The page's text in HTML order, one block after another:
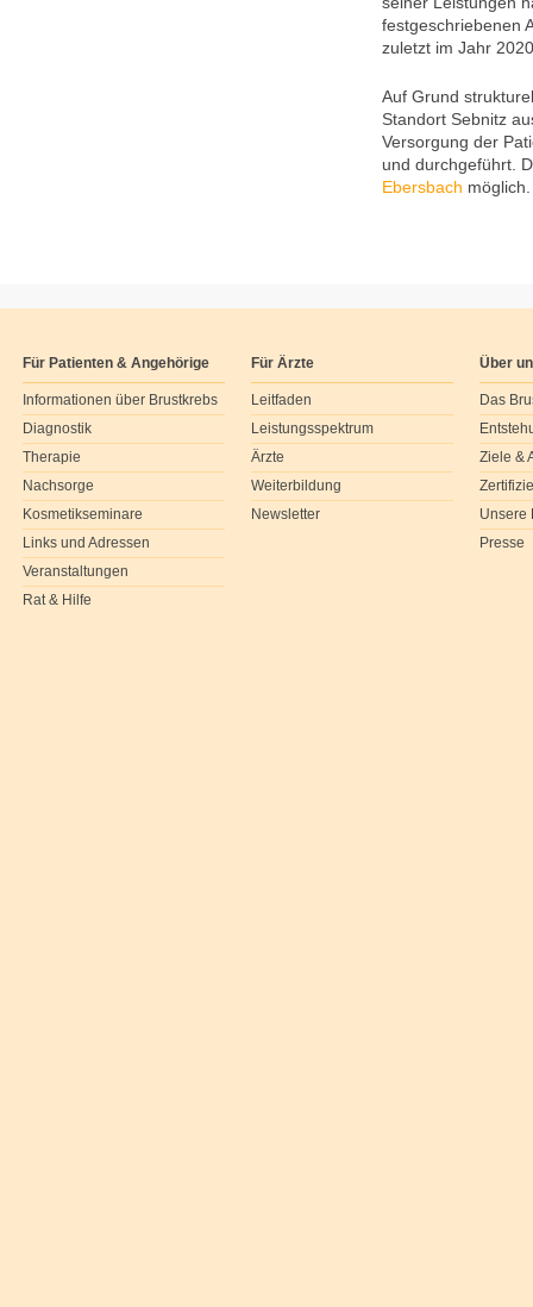
festgeschriebenen
zuletzt im Jahr
Auf Grund
Standort Sebnitz
Versorgung der
und durchgeführt.
Ebersbach möglich.
Für Patienten & Angehörige
Informationen über Brustkrebs
Diagnostik
Therapie
Nachsorge
Kosmetikseminare
Links und Adressen
Veranstaltungen
Rat & Hilfe
Für Ärzte
Leitfaden
Leistungsspektrum
Ärzte
Weiterbildung
Newsletter
Über
Das
Ziele &
Unsere
Presse